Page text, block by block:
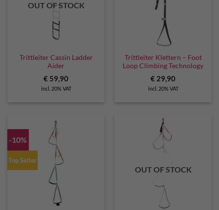
OUT OF STOCK
Trittleiter Cassin Ladder
Aider
€ 59,90
incl. 20% VAT
Trittleiter Klettern – Foot
Loop Climbing Technology
€ 29,90
incl. 20% VAT
-10%
Top Seller
OUT OF STOCK